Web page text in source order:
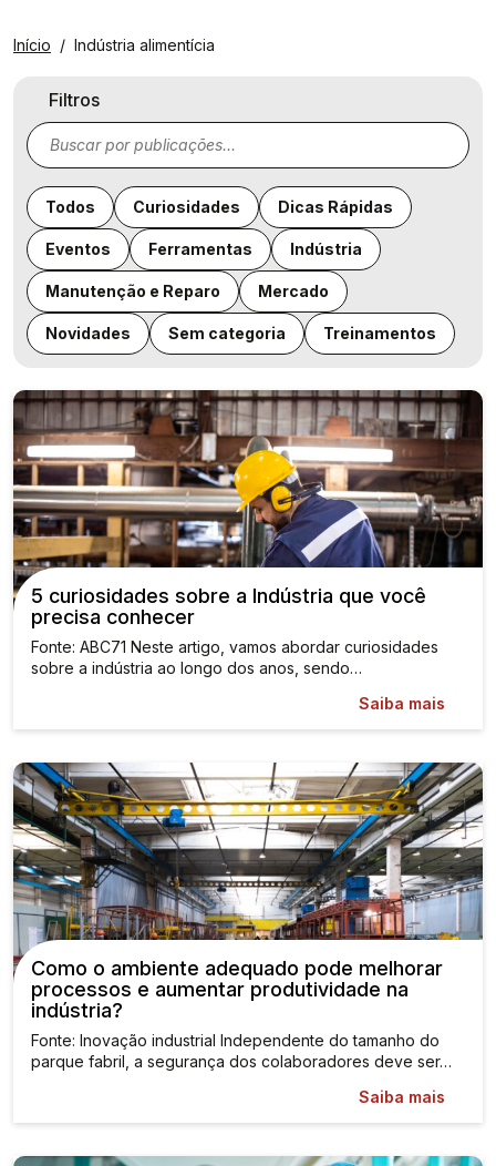
Início Indústria alimentícia
Filtros
Todos Curiosidades Dicas Rápidas
Eventos Ferramentas Indústria
Manutenção e Reparo Mercado
Novidades Sem categoria Treinamentos
5 curiosidades sobre a Indústria que você
precisa conhecer
Fonte: ABC71 Neste artigo, vamos abordar curiosidades
sobre a indústria ao longo dos anos, sendo…
Saiba mais
Como o ambiente adequado pode melhorar
processos e aumentar produtividade na
indústria?
Fonte: Inovação industrial Independente do tamanho do
parque fabril, a segurança dos colaboradores deve ser…
Saiba mais